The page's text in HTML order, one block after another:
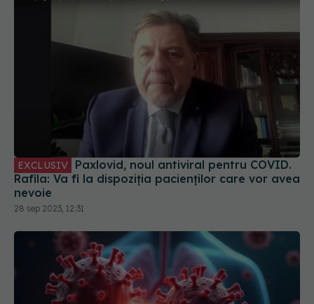
EXCLUSIV
Rafila: Va fi la dispoziția pacienților care vor avea
nevoie
28 sep 2023, 12:31